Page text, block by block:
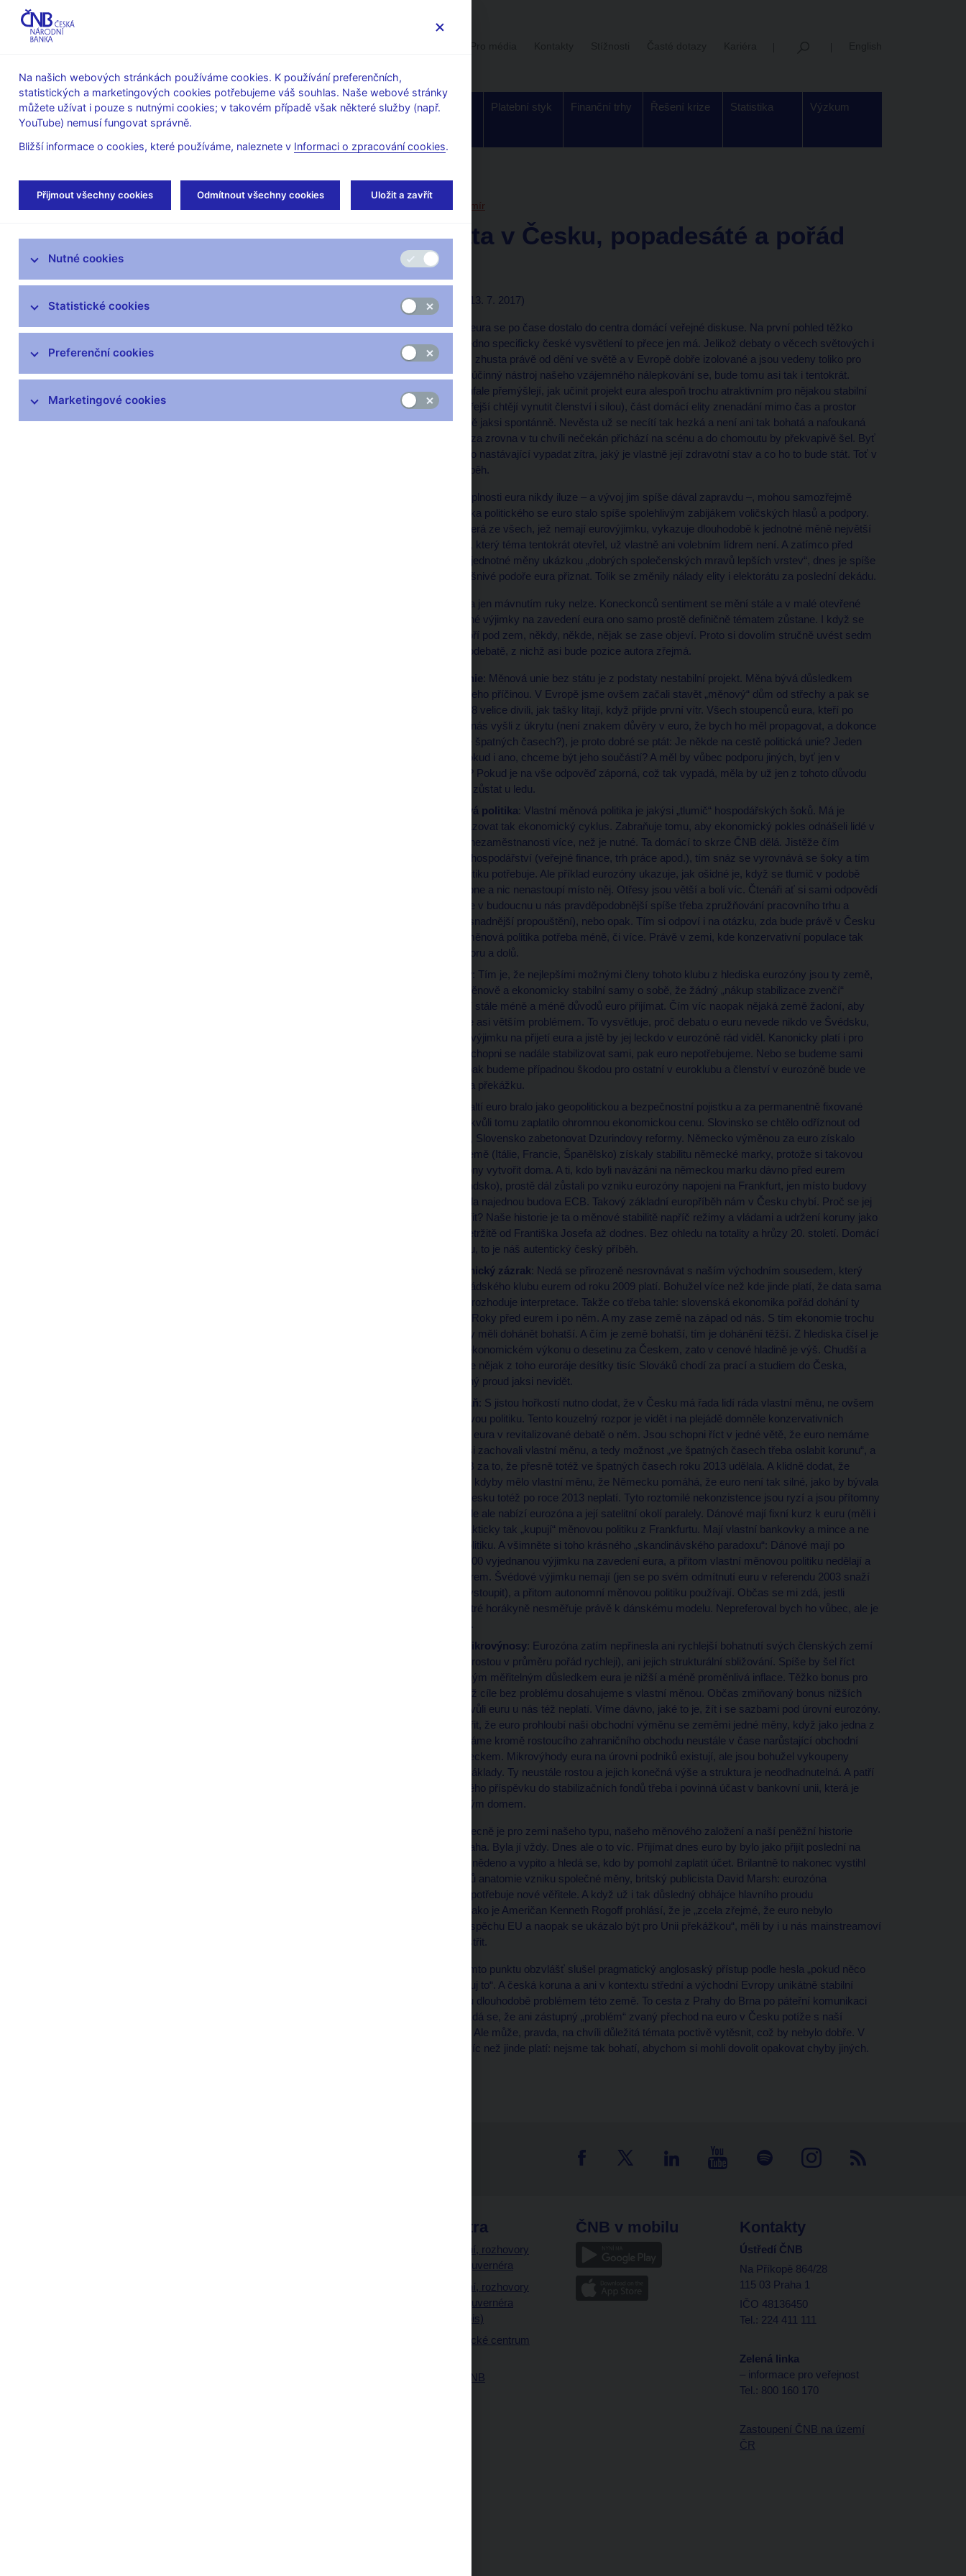
O ČNB
Měnová
politika
Finanční
Dohled a
Bankovky a
Platební styk Finanční trhy Řešení krize Statistika Výzkum
Úvod Veřejnost Servis pro média Autorské články, rozhovory
Hampl Mojmír
Eurodebata v Česku, popadesáté a pořád
znovu
Mojmír Hampl(Echo24 13. 7. 2017)
A je to zase tady. Téma eura se po čase dostalo do centra domácí veřejné diskuse. Na první pohled těžko
pochopit proč. Ovšem jedno specificky české vysvětlení to přece jen má. Jelikož debaty o věcech světových i
evropských bývají u nás zhusta právě od dění ve světě a v Evropě dobře izolované a jsou vedeny toliko pro
domácí publikum a jako účinný nástroj našeho vzájemného nálepkování se, bude tomu asi tak i tentokrát.
Zatímco tedy Němci zoufale přemýšlejí, jak učinit projekt eura alespoň trochu atraktivním pro nějakou stabilní
neeurovou zemi (a ti ostřejší chtějí vynutit členství i silou), část domácí elity znenadání mimo čas a prostor
uvažuje o společné měně jaksi spontánně. Nevěsta už se necítí tak hezká a není ani tak bohatá a nafoukaná
jako dřív. Ale český Honza zrovna v tu chvíli nečekán přichází na scénu a do chomoutu by překvapivě šel. Byť
vůbec neví, jak bude jeho nastávající vypadat zítra, jaký je vlastně její zdravotní stav a co ho to bude stát. Toť v
kostce onen zvláštní příběh.
Ti, kteří neměli o smysluplnosti eura nikdy iluze – a vývoj jim spíše dával zapravdu –, mohou samozřejmě
mávnout rukou. Z hlediska politického se euro stalo spíše spolehlivým zabijákem voličských hlasů a podpory.
Jak také jinak v zemi, která ze všech, jež nemají eurovýjimku, vykazuje dlouhodobě k jednotné měně největší
odpor. Nakonec i ten lídr, který téma tentokrát otevřel, už vlastně ani volebním lídrem není. A zatímco před
deseti lety byla podpora jednotné měny ukázkou „dobrých společenských mravů lepších vrstev“, dnes je spíše
odvahou se i v nich k vášnivé podoře eura přiznat. Tolik se změnily nálady elity i elektorátu za poslední dekádu.
Nicméně odbýt toto téma jen mávnutím ruky nelze. Koneckonců sentiment se mění stále a v malé otevřené
ekonomice bez vyjednané výjimky na zavedení eura ono samo prostě definičně tématem zůstane. I když se
občas jako Punkva zanoří pod zem, někdy, někde, nějak se zase objeví. Proto si dovolím stručně uvést sedm
poznámek k dnešní eurodebatě, z nichž asi bude pozice autora zřejmá.
Euro a politická unie: Měnová unie bez státu je z podstaty nestabilní projekt. Měna bývá důsledkem
vzniku státu, nikoli jeho příčinou. V Evropě jsme ovšem začali stavět „měnový“ dům od střechy a pak se
všichni po roce 2008 velice divili, jak tašky lítají, když přijde první vítr. Všech stoupenců eura, kteří po
akutní fázi krize i u nás vyšli z úkrytu (není znakem důvěry v euro, že bych ho měl propagovat, a dokonce
zejména naopak ve špatných časech?), je proto dobré se ptát: Je někde na cestě politická unie? Jeden
evropský stát? A pokud i ano, chceme být jeho součástí? A měl by vůbec podporu jiných, byť jen v
samotné eurozóně? Pokud je na vše odpověď záporná, což tak vypadá, měla by už jen z tohoto důvodu
úvaha o euru u nás zůstat u ledu.
Autonomní měnová politika: Vlastní měnová politika je jakýsi „tlumič“ hospodářských šoků. Má je
zmenšovat, a vyhlazovat tak ekonomický cyklus. Zabraňuje tomu, aby ekonomický pokles odnášeli lidé v
nižších příjmech a nezaměstnanosti více, než je nutné. Ta domácí to skrze ČNB dělá. Jistěže čím
flexibilnější je dané hospodářství (veřejné finance, trh práce apod.), tím snáz se vyrovnává se šoky a tím
méně měnovou politiku potřebuje. Ale příklad eurozóny ukazuje, jak ošidné je, když se tlumič v podobě
měnové politiky vypne a nic nenastoupí místo něj. Otřesy jsou větší a bolí víc. Čtenáři ať si sami odpovědí
na otázku, zda bude v budoucnu u nás pravděpodobnější spíše třeba zpružňování pracovního trhu a
pracovního práva (snadnější propouštění), nebo opak. Tím si odpoví i na otázku, zda bude právě v Česku
pro futuro domácí měnová politika potřeba méně, či více. Právě v zemi, kde konzervativní populace tak
nerada výkyvy nahoru a dolů.
Paradox eurozóny: Tím je, že nejlepšími možnými členy tohoto klubu z hlediska eurozóny jsou ty země,
které jsou natolik měnově a ekonomicky stabilní samy o sobě, že žádný „nákup stabilizace zvenčí“
nepotřebují. Ty mají stále méně a méně důvodů euro přijímat. Čím víc naopak nějaká země žadoní, aby
euro měla, tím bude asi větším problémem. To vysvětluje, proč debatu o euru nevede nikdo ve Švédsku,
přestože též nemá výjimku na přijetí eura a jistě by jej leckdo v eurozóně rád viděl. Kanonicky platí i pro
nás: buď budeme schopni se nadále stabilizovat sami, pak euro nepotřebujeme. Nebo se budeme sami
destabilizovat, ale pak budeme případnou škodou pro ostatní v euroklubu a členství v eurozóně bude ve
špatných časech na překážku.
: Pobaltí euro bralo jako geopolitickou a bezpečnostní pojistku a za permanentně fixované
kurzy svých měn i kvůli tomu zaplatilo ohromnou ekonomickou cenu. Slovinsko se chtělo odříznout od
západního Balkánu, Slovensko zabetonovat Dzurindovy reformy. Německo výměnou za euro získalo
sjednocení. Jižní země (Itálie, Francie, Španělsko) získaly stabilitu německé marky, protože si takovou
měnu nebyly schopny vytvořit doma. A ti, kdo byli navázáni na německou marku dávno před eurem
(Rakousko či Holandsko), prostě dál zůstali po vzniku eurozóny napojeni na Frankfurt, jen místo budovy
Bundesbanky to byla najednou budova ECB. Takový základní europříběh nám v Česku chybí. Proč se jej
snažit uměle vytvořit? Naše historie je ta o měnové stabilitě napříč režimy a vládami a udržení koruny jako
názvu platidla nepřetržitě od Františka Josefa až dodnes. Bez ohledu na totality a hrůzy 20. století. Domácí
skepticismus k euru, to je náš autentický český příběh.
Slovenský ekonomický zázrak: Nedá se přirozeně nesrovnávat s naším východním sousedem, který
jako jediný z visegrádského klubu eurem od roku 2009 platí. Bohužel více než kde jinde platí, že data sama
o sobě neříkají nic, rozhoduje interpretace. Takže co třeba tahle: slovenská ekonomika pořád dohání ty
bohatší, tedy i nás. Roky před eurem i po něm. A my zase země na západ od nás. S tím ekonomie trochu
počítá, že chudší by měli dohánět bohatší. A čím je země bohatší, tím je dohánění těžší. Z hlediska čísel je
Slovensko stále v ekonomickém výkonu o desetinu za Českem, zato v cenové hladině je výš. Chudší a
dražší země. A stále nějak z toho euroráje desítky tisíc Slováků chodí za prací a studiem do Česka,
obrácený stejně silný proud jaksi nevidět.
Linka Praha–Kodaň: S jistou hořkostí nutno dodat, že v Česku má řada lidí ráda vlastní měnu, ne ovšem
nutně vlastní měnovou politiku. Tento kouzelný rozpor je vidět i na plejádě domněle konzervativních
politických odpůrců eura v revitalizované debatě o něm. Jsou schopni říct v jedné větě, že euro nemáme
přijímat, abychom si zachovali vlastní měnu, a tedy možnost „ve špatných časech třeba oslabit korunu“, a
pak zkritizovat ČNB za to, že přesně totéž ve špatných časech roku 2013 udělala. A klidně dodat, že
Řecku by pomohlo, kdyby mělo vlastní měnu, že Německu pomáhá, že euro není tak silné, jako by bývala
byla marka, ale v Česku totéž po roce 2013 neplatí. Tyto roztomilé nekonzistence jsou ryzí a jsou přítomny
v celé populaci. I zde ale nabízí eurozóna a její satelitní okolí paralely. Dánové mají fixní kurz k euru (měli i
dříve k marce), a fakticky tak „kupují“ měnovou politiku z Frankfurtu. Mají vlastní bankovky a mince a ne
vlastní měnovou politiku. A všimněte si toho krásného „skandinávského paradoxu“: Dánové mají po
referendu v roce 2000 vyjednanou výjimku na zavedení eura, a přitom vlastní měnovou politiku nedělají a
nedělali ani před eurem. Švédové výjimku nemají (jen se po svém odmítnutí euru v referendu 2003 snaží
neplnit kritéria a nevstoupit), a přitom autonomní měnovou politiku používají. Občas se mi zdá, jestli
domácí přístup chytré horákyně nesměřuje právě k dánskému modelu. Nepreferoval bych ho vůbec, ale je
dobré být připraven.
Makronáklady a mikrovýnosy: Eurozóna zatím nepřinesla ani rychlejší bohatnutí svých členských zemí
(státy EU bez eura rostou v průměru pořád rychleji), ani jejich strukturální sbližování. Spíše by šel říct
opak. Skutečně silným měřitelným důsledkem eura je nižší a méně proměnlivá inflace. Těžko bonus pro
naši zemi, kde téhož cíle bez problému dosahujeme s vlastní měnou. Občas zmiňovaný bonus nižších
úrokových sazeb kvůli euru u nás též neplatí. Víme dávno, jaké to je, žít i se sazbami pod úrovní eurozóny.
Stejně tak těžko věřit, že euro prohloubí naši obchodní výměnu se zeměmi jedné měny, když jako jedna z
mála zemí světa máme kromě rostoucího zahraničního obchodu neustále v čase narůstající obchodní
přebytek (!) s Německem. Mikrovýhody eura na úrovni podniků existují, ale jsou bohužel vykoupeny
zmíněnými makronáklady. Ty neustále rostou a jejich konečná výše a struktura je neodhadnutelná. A patří
k nim kromě známého příspěvku do stabilizačních fondů třeba i povinná účast v bankovní unii, která je
dalším nedostavěným domem.
Vstoupit do eurozóny obecně je pro zemi našeho typu, našeho měnového založení a naší peněžní historie
krajně problematická úvaha. Byla jí vždy. Dnes ale o to víc. Přijímat dnes euro by bylo jako přijít poslední na
party, kde je skoro vše snědeno a vypito a hledá se, kdo by pomohl zaplatit účet. Brilantně to nakonec vystihl
jeden z největších znalců anatomie vzniku společné měny, britský publicista David Marsh: eurozóna
nepotřebuje nové členy, potřebuje nové věřitele. A když už i tak důsledný obhájce hlavního proudu
ekonomického myšlení jako je Američan Kenneth Rogoff prohlásí, že je „zcela zřejmé, že euro nebylo
nezbytnou podmínkou úspěchu EU a naopak se ukázalo být pro Unii překážkou“, měli by i u nás mainstreamoví
podporovatelé eura zbystřit.
Česku by obecně a v tomto punktu obzvlášť slušel pragmatický anglosaský přístup podle hesla „pokud něco
není pokažené, neopravuj to“. A česká koruna a ani v kontextu střední a východní Evropy unikátně stabilní
měnové prostředí nejsou dlouhodobě problémem této země. To cesta z Prahy do Brna po páteřní komunikaci
zvané D1 naopak ano. Zdá se, že ani zástupný „problém“ zvaný přechod na euro v Česku potíže s naší
infrastrukturou nevyřeší. Ale může, pravda, na chvíli důležitá témata poctivě vytěsnit, což by nebylo dobře. V
případě eura totiž ještě víc než jinde platí: nejsme tak bohatí, abychom si mohli dovolit opakovat chyby jiných.
Servis pro média
Autorské články, rozhovory
Vystoupení a rozhovory guvernéra
čnBlog
ČNBvlog
ČNBpodcast
Fotogalerie
ČNB extra
Vystoupení, rozhovory
a články guvernéra
Vystoupení, rozhovory
a články guvernéra
(úplný výpis)
Návštěvnické centrum
Historie ČNB
ČNB v mobilu Kontakty
Ústředí ČNB
Na Příkopě 864/28
115 03 Praha 1
IČO 48136450
Tel.: 224 411 111
Zelená linka
– informace pro veřejnost
Tel.: 800 160 170
Zastoupení ČNB na území
ČR
Na našich webových stránkách používáme cookies. K používání preferenčních,
statistických a marketingových cookies potřebujeme váš souhlas. Naše webové stránky
můžete užívat i pouze s nutnými cookies; v takovém případě však některé služby (např.
YouTube) nemusí fungovat správně.
Bližší informace o cookies, které používáme, naleznete v Informaci o zpracování cookies.
Přijmout všechny cookies Odmítnout všechny cookies Uložit a zavřít
Nutné cookies
Statistické cookies
Preferenční cookies
Marketingové cookies